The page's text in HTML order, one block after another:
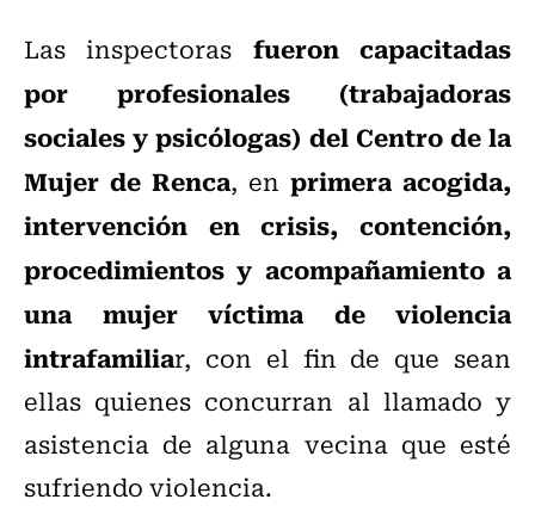
Las inspectoras fueron capacitadas
por profesionales (trabajadoras
sociales y psicólogas) del Centro de la
Mujer de Renca, en primera acogida,
intervención en crisis, contención,
procedimientos y acompañamiento a
una mujer víctima de violencia
intrafamiliar, con el fin de que sean
ellas quienes concurran al llamado y
asistencia de alguna vecina que esté
sufriendo violencia.